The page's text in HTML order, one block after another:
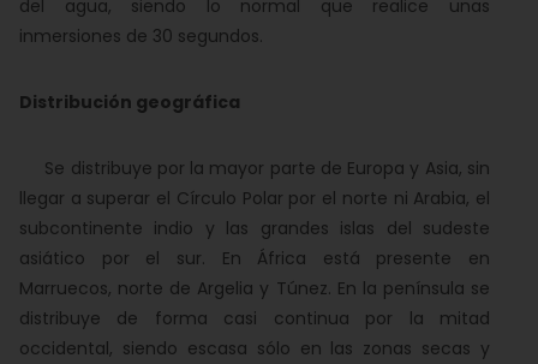
del agua, siendo lo normal que realice unas
inmersiones de 30 segundos.
Distribución geográfica
Se distribuye por la mayor parte de Europa y Asia, sin
llegar a superar el Círculo Polar por el norte ni Arabia, el
subcontinente indio y las grandes islas del sudeste
asiático por el sur. En África está presente en
Marruecos, norte de Argelia y Túnez. En la península se
distribuye de forma casi continua por la mitad
occidental, siendo escasa sólo en las zonas secas y